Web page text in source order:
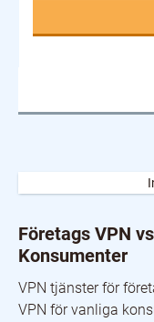
2. NordVPN Teams
3. TorGuard
Företags VPN
Konsumenter
VPN tjänster för
VPN för vanliga